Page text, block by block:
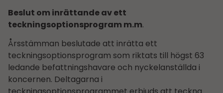
Beslut om inrättande av ett
teckningsoptionsprogram m.m.
Årsstämman beslutade att inrätta ett
teckningsoptionsprogram som riktats till högst 63
ledande befattningshavare och nyckelanställda i
koncernen. Deltagarna i